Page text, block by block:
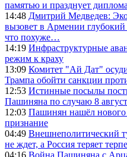
памятью и празднует
14:48 Дмитрий Медведев:
вызовет в Армении
что похуже…
14:19 Инфраструктурные
режим к краху
13:09 Комитет "Ай Дат"
Трампа обойти санкции
12:53 Истинные посылы
Пашиняна по случаю 8
12:03 Пашинян нашёл нового
признание
04:49 Внешнеполитический
не ждет, а Россия теряет
04:16 Война Пашиняна с